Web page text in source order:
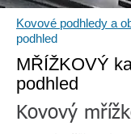
Kovové podhledy a
podhled
MŘÍŽKOVÝ
podhled
Kovový